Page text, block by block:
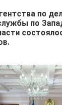
по
по